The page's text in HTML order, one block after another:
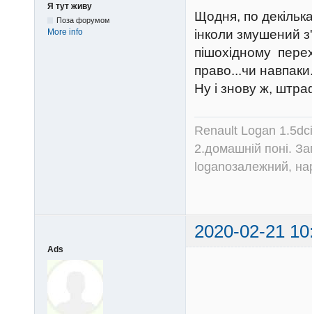
Я тут живу
Поза форумом
More info
Щодня, по
інколи змушений
пішохідному
право...чи
Ну і знову ж,
Renault Logan
2.домашній поні.
loganозалежний,
2020-02-21
Ads